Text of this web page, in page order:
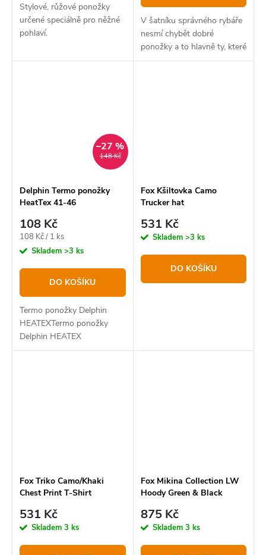
Stylové, růžové ponožky
určené speciálně pro něžné
pohlaví.
V šatníku správného rybáře
nesmí chybět dobré
ponožky a to hlavně ty, které
na sobě nesou design s
148 Kč
–27 %
Delphin Termo ponožky
HeatTex 41-46
108 Kč
Měrná
cena:
108 Kč / 1 ks
Skladem >3 ks
DO KOŠÍKU
Termo ponožky Delphin
HEATEXTermo ponožky
Delphin HEATEX
Fox Kšiltovka Camo
Trucker hat
531 Kč
Skladem >3 ks
DO KOŠÍKU
Fox Triko Camo/Khaki
Chest Print T-Shirt
531 Kč
Skladem 3 ks
Fox Mikina Collection LW
Hoody Green & Black
875 Kč
Skladem 3 ks